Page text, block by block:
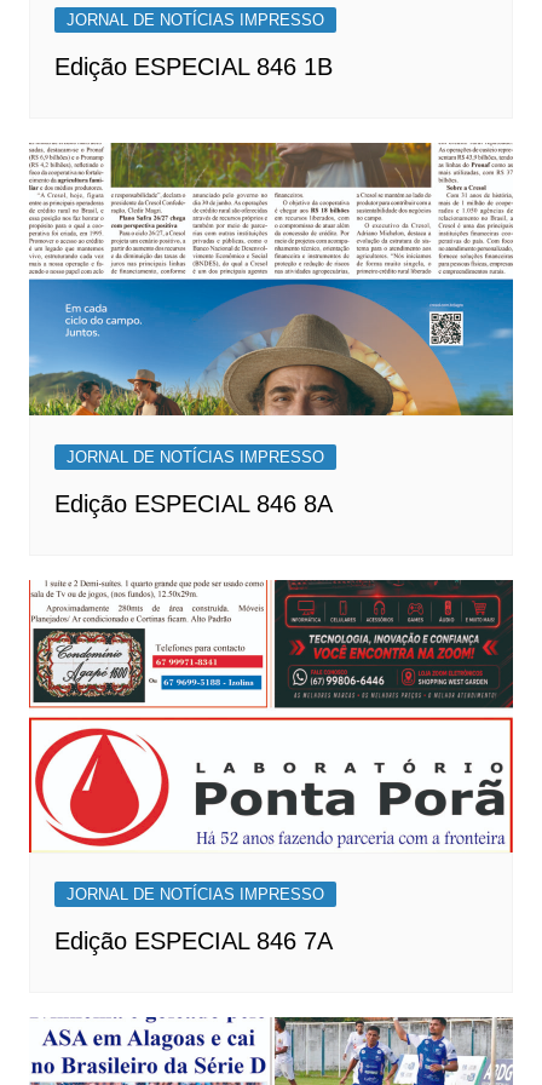
JORNAL DE NOTÍCIAS IMPRESSO
Edição ESPECIAL 846 1B
JORNAL DE NOTÍCIAS IMPRESSO
Edição ESPECIAL 846 8A
JORNAL DE NOTÍCIAS IMPRESSO
Edição ESPECIAL 846 7A